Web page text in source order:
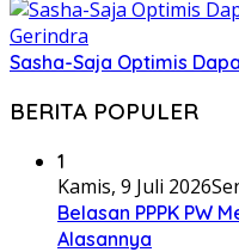
Sasha-Saja Optimis
BERITA POPULER
1
Kamis, 9 Juli 2026
Belasan PPPK PW
Alasannya